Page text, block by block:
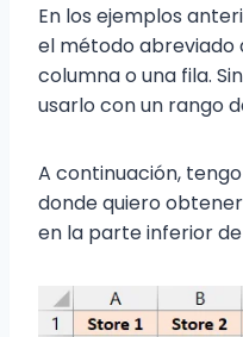
En los ejemplos
el método abreviado
columna o una fila.
usarlo con un rango
A continuación,
donde quiero
en la parte inferior